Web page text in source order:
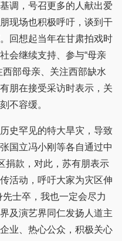
调，号召更多的人献出爱
现场也积极呼吁，谈到干
回想起当年在甘肃拍戏时
会继续支持、参与“母亲
部母亲、关注西部缺水
朋在接受采访时表示，关
不容缓。
史罕见的特大旱灾，导致
国立冯小刚等各自通过中
捐款，对此，苏有朋表示
活动，呼吁大家为灾区伸
士卒，我也一定会尽力
及演艺界同仁发扬人道主
业、热心公众，积极关心